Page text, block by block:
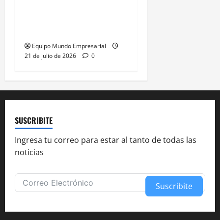
Equipo Mundo Empresarial
21 de julio de 2026
0
SUSCRIBITE
Ingresa tu correo para estar al tanto de todas las
noticias
Suscribite